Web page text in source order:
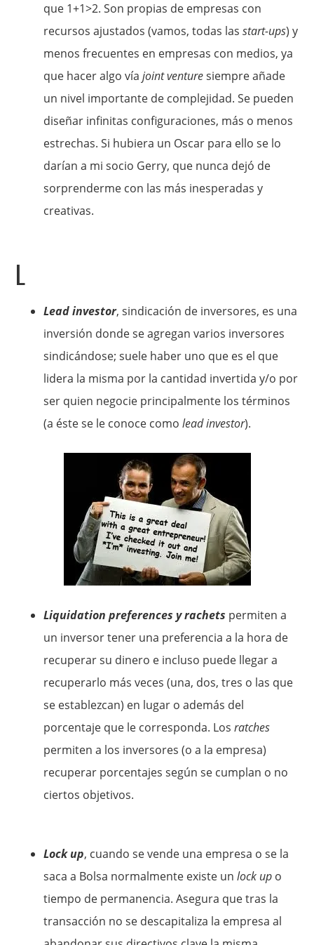
que 1+1>2. Son propias de empresas con
recursos ajustados (vamos, todas lasstart-ups) y
menos frecuentes en empresas con medios, ya
que hacer algo vía joint venturesiempre añade
un nivel importante de complejidad. Se pueden
diseñar infinitas configuraciones, más o menos
estrechas. Si hubiera un Oscar para ello se lo
darían a mi socio Gerry, que nunca dejó de
sorprenderme con las más inesperadas y
creativas.
L
Lead investor, sindicación de inversores, es una
inversión donde se agregan varios inversores
sindicándose; suele haber uno que es el que
lidera la misma por la cantidad invertida y/o por
ser quien negocie principalmente los términos
(a éste se le conoce como lead investor).
Liquidation preferences y rachets permiten a
un inversor tener una preferencia a la hora de
recuperar su dinero e incluso puede llegar a
recuperarlo más veces (una, dos, tres o las que
se establezcan) en lugar o además del
porcentaje que le corresponda. Losratches
permiten a los inversores (o a la empresa)
recuperar porcentajes según se cumplan o no
ciertos objetivos.
Lock up, cuando se vende una empresa o se la
saca a Bolsa normalmente existe un lock up o
tiempo de permanencia. Asegura que tras la
transacción no se descapitaliza la empresa al